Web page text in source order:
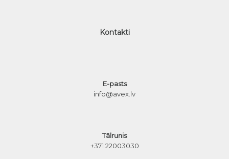
Kontakti
E-pasts
info@avex.lv
Tālrunis
+371 22003030